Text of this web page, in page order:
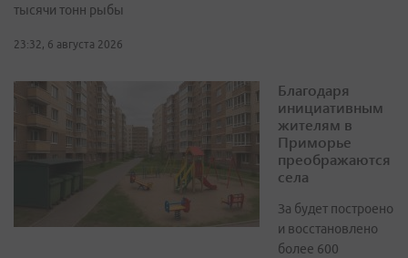
тысячи тонн рыбы
23:32, 6 августа 2026
Благодаря
инициативным
жителям в
Приморье
преображаются
села
За будет построено
и восстановлено
более 600